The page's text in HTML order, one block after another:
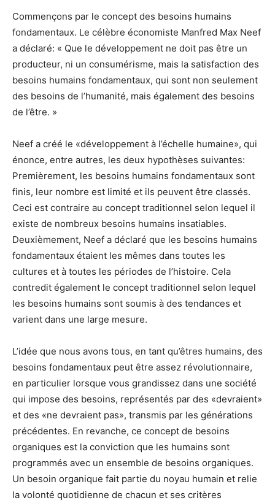
Commençons par le concept des besoins humains
fondamentaux. Le célèbre économiste Manfred Max Neef
a déclaré: « Que le développement ne doit pas être un
producteur, ni un consumérisme, mais la satisfaction des
besoins humains fondamentaux, qui sont non seulement
des besoins de l’humanité, mais également des besoins
de l’être. »
Neef a créé le «développement à l’échelle humaine», qui
énonce, entre autres, les deux hypothèses suivantes:
Premièrement, les besoins humains fondamentaux sont
finis, leur nombre est limité et ils peuvent être classés.
Ceci est contraire au concept traditionnel selon lequel il
existe de nombreux besoins humains insatiables.
Deuxièmement, Neef a déclaré que les besoins humains
fondamentaux étaient les mêmes dans toutes les
cultures et à toutes les périodes de l’histoire. Cela
contredit également le concept traditionnel selon lequel
les besoins humains sont soumis à des tendances et
varient dans une large mesure.
L’idée que nous avons tous, en tant qu’êtres humains, des
besoins fondamentaux peut être assez révolutionnaire,
en particulier lorsque vous grandissez dans une société
qui impose des besoins, représentés par des «devraient»
et des «ne devraient pas», transmis par les générations
précédentes. En revanche, ce concept de besoins
organiques est la conviction que les humains sont
programmés avec un ensemble de besoins organiques.
Un besoin organique fait partie du noyau humain et relie
la volonté quotidienne de chacun et ses critères